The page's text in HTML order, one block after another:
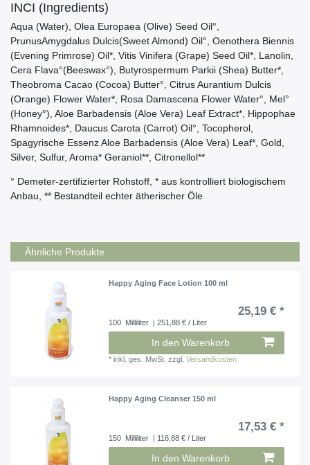
INCI (Ingredients)
Aqua (Water), Olea Europaea (Olive) Seed Oil°,
PrunusAmygdalus Dulcis(Sweet Almond) Oil°, Oenothera Biennis
(Evening Primrose) Oil*, Vitis Vinifera (Grape) Seed Oil*, Lanolin,
Cera Flava°(Beeswax°), Butyrospermum Parkii (Shea) Butter*,
Theobroma Cacao (Cocoa) Butter°, Citrus Aurantium Dulcis
(Orange) Flower Water*, Rosa Damascena Flower Water°, Mel°
(Honey°), Aloe Barbadensis (Aloe Vera) Leaf Extract*, Hippophae
Rhamnoides*, Daucus Carota (Carrot) Oil°, Tocopherol,
Spagyrische Essenz Aloe Barbadensis (Aloe Vera) Leaf*, Gold,
Silver, Sulfur, Aroma* Geraniol**, Citronellol**
° Demeter-zertifizierter Rohstoff, * aus kontrolliert biologischem
Anbau, ** Bestandteil echter ätherischer Öle
Ähnliche Produkte
Happy Aging Face Lotion 100 ml
25,19 € *
100 Milliliter | 251,88 € / Liter
In den Warenkorb
*inkl. ges. MwSt. zzgl.Versandkosten
Happy Aging Cleanser 150 ml
17,53 € *
150 Milliliter | 116,88 € / Liter
In den Warenkorb